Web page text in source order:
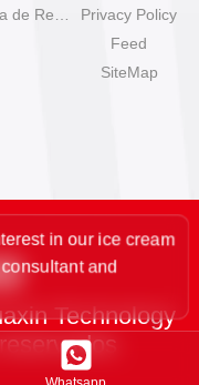
Privacy Policy
Feed
SiteMap
Technology
in our ice cream
and